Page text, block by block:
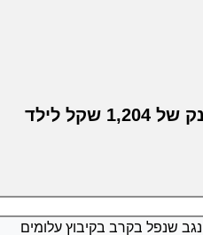
ביטוח לאומי ישלם מענק של 1,204 שקל לילד